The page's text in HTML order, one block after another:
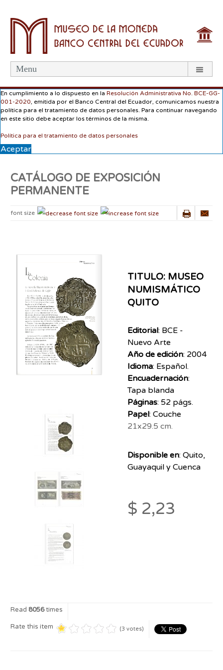
Menu
En cumplimiento a lo dispuesto en la Resolución Administrativa No. BCE-GG-
001-2020 , emitida por el Banco Central del Ecuador, comunicamos nuestra
política para el tratamiento de datos personales. Para continuar navegando
en este sitio debe aceptar los términos de la misma.
Política para el tratamiento de datos personales
Aceptar
CATÁLOGO DE EXPOSICIÓN
PERMANENTE
font size
TITULO: MUSEO
NUMISMÁTICO
QUITO
Editorial: BCE -
Nuevo Arte
Año de edición: 2004
Idioma: Español.
Encuadernación:
Tapa blanda
Páginas: 52 págs.
Papel: Couche
21x29.5 cm.
Disponible en: Quito,
Guayaquil y Cuenca
$ 2,23
Read 8056times
Rate this item (3 votes)